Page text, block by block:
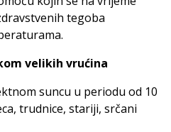
tegoba
velikih vrućina
suncu u periodu od 10
trudnice, stariji, srčani